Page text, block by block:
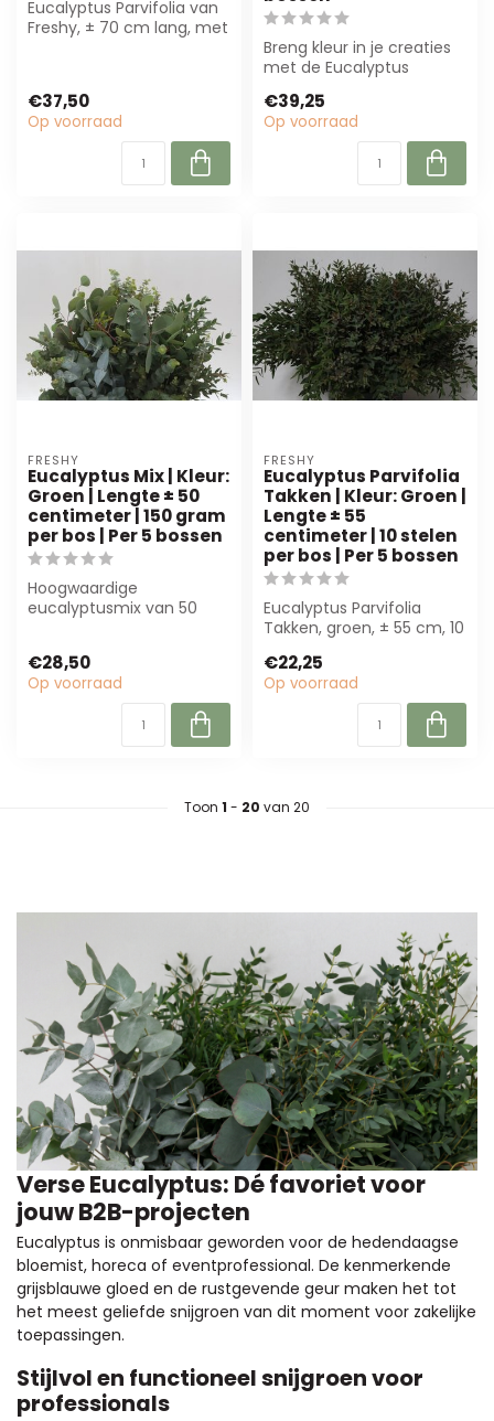
Eucalyptus Parvifolia van
Freshy, ± 70 cm lang, met
€37,50
Op voorraad
Breng kleur in je creaties
met de Eucalyptus
Deze 70 cm...
€39,25
Op voorraad
FRESHY
Eucalyptus Mix | Kleur:
Groen | Lengte ± 50
centimeter | 150 gram
per bos | Per 5 bossen
Hoogwaardige
eucalyptusmix van 50
€28,50
Op voorraad
FRESHY
Eucalyptus Parvifolia
Takken | Kleur: Groen |
Lengte ± 55
centimeter | 10 stelen
per bos | Per 5 bossen
Eucalyptus Parvifolia
Takken, groen, ± 55 cm, 10
voor bo...
€22,25
Op voorraad
Toon 1 - 20 van 20
Verse Eucalyptus: Dé favoriet voor
jouw B2B-projecten
Eucalyptus is onmisbaar geworden voor de hedendaagse
bloemist, horeca of eventprofessional. De kenmerkende
grijsblauwe gloed en de rustgevende geur maken het tot
het meest geliefde snijgroen van dit moment voor zakelijke
toepassingen.
Stijlvol en functioneel snijgroen voor
professionals